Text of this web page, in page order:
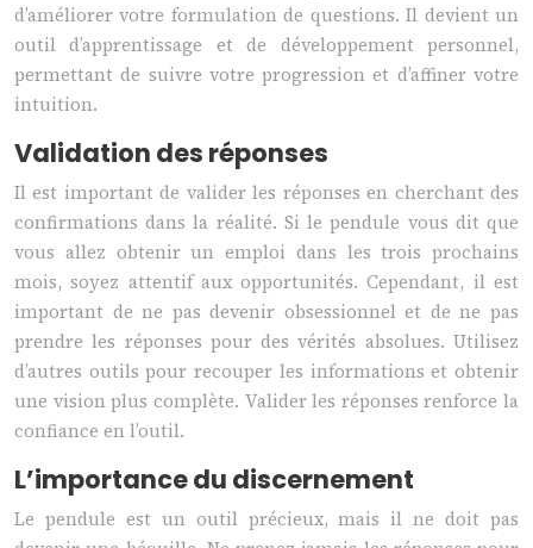
d’améliorer votre formulation de questions. Il devient un
outil d’apprentissage et de développement personnel,
permettant de suivre votre progression et d’affiner votre
intuition.
Validation des réponses
Il est important de valider les réponses en cherchant des
confirmations dans la réalité. Si le pendule vous dit que
vous allez obtenir un emploi dans les trois prochains
mois, soyez attentif aux opportunités. Cependant, il est
important de ne pas devenir obsessionnel et de ne pas
prendre les réponses pour des vérités absolues. Utilisez
d’autres outils pour recouper les informations et obtenir
une vision plus complète. Valider les réponses renforce la
confiance en l’outil.
L’importance du discernement
Le pendule est un outil précieux, mais il ne doit pas